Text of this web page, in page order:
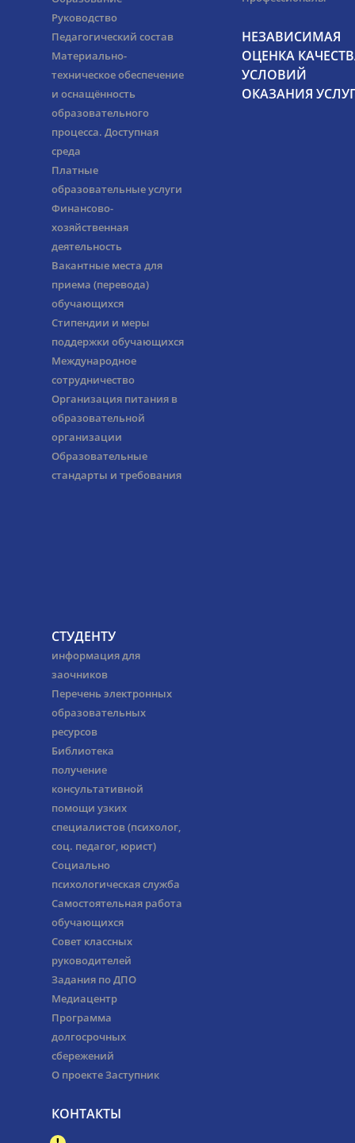
Руководство
Педагогический состав
Материально-
техническое обеспечение
и оснащённость
образовательного
процесса. Доступная
среда
Платные
образовательные услуги
Финансово-
хозяйственная
деятельность
Вакантные места для
приема (перевода)
обучающихся
Стипендии и меры
поддержки обучающихся
Международное
сотрудничество
Организация питания в
образовательной
организации
Образовательные
стандарты и требования
НЕЗАВИСИМАЯ
ОЦЕНКА
УСЛОВИЙ
ОКАЗАНИЯ
СТУДЕНТУ
информация для
заочников
Перечень электронных
образовательных
ресурсов
Библиотека
получение
консультативной
помощи узких
специалистов (психолог,
соц. педагог, юрист)
Социально
психологическая служба
Самостоятельная работа
обучающихся
Совет классных
руководителей
Задания по ДПО
Медиацентр
Программа
долгосрочных
сбережений
О проекте Заступник
КОНТАКТЫ